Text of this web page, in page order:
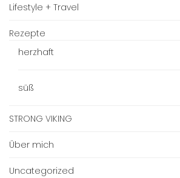
Lifestyle + Travel
Rezepte
herzhaft
süß
STRONG VIKING
Über mich
Uncategorized